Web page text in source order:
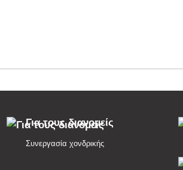
Για τους διανομείς
Συνεργασία χονδρικής